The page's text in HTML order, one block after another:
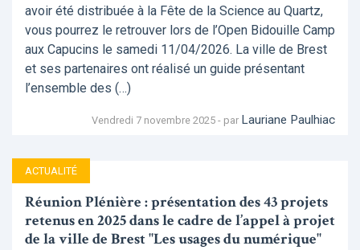
avoir été distribuée à la Fête de la Science au Quartz,
vous pourrez le retrouver lors de l’Open Bidouille Camp
aux Capucins le samedi 11/04/2026. La ville de Brest
et ses partenaires ont réalisé un guide présentant
l’ensemble des (…)
Vendredi 7 novembre 2025 - par Lauriane Paulhiac
ACTUALITÉ
Réunion Plénière : présentation des 43 projets
retenus en 2025 dans le cadre de l’appel à projet
de la ville de Brest "Les usages du numérique"